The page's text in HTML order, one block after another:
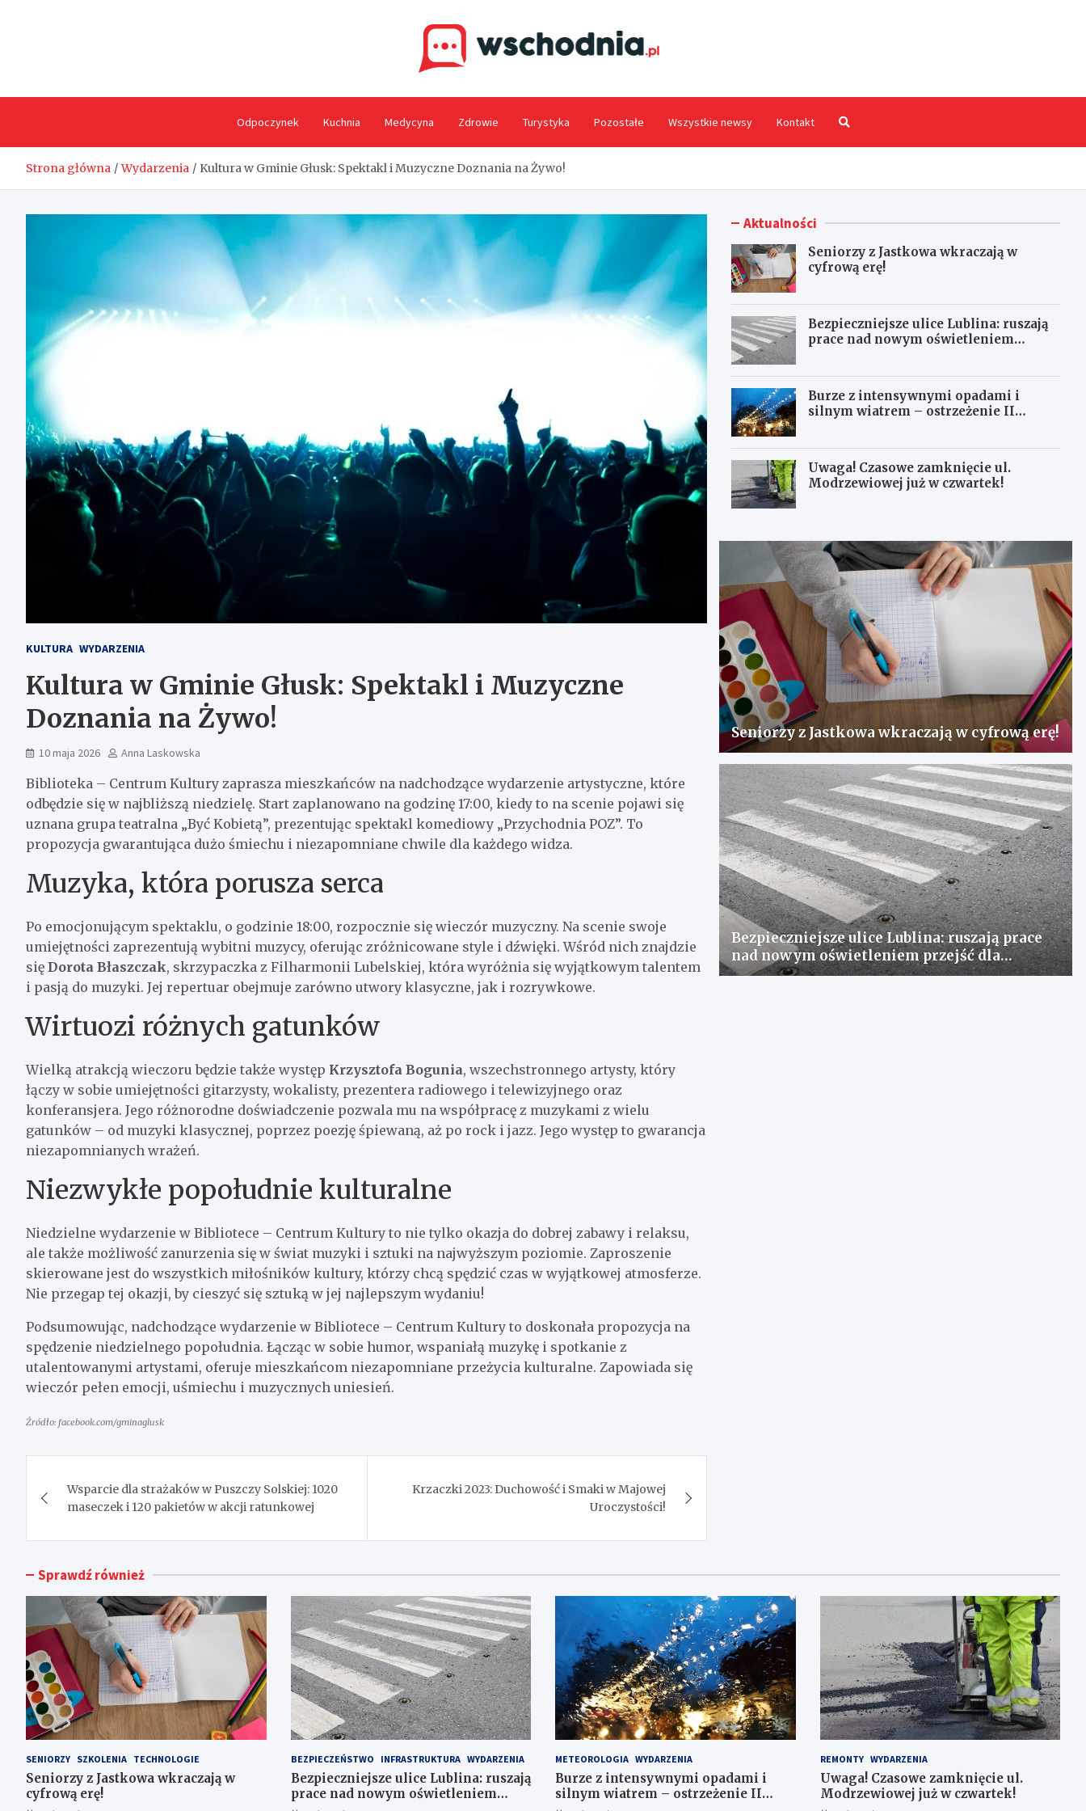
Odpoczynek Kuchnia Medycyna Zdrowie Turystyka Pozostałe Wszystkie newsy Kontakt
Strona główna Wydarzenia Kultura w Gminie Głusk: Spektakl i Muzyczne Doznania na Żywo!
KULTURA WYDARZENIA
Kultura w Gminie Głusk: Spektakl i Muzyczne
Doznania na Żywo!
10 maja 2026 Anna Laskowska
Biblioteka – Centrum Kultury zaprasza mieszkańców na nadchodzące wydarzenie artystyczne, które
odbędzie się w najbliższą niedzielę. Start zaplanowano na godzinę 17:00, kiedy to na scenie pojawi się
uznana grupa teatralna „Być Kobietą”, prezentując spektakl komediowy „Przychodnia POZ”. To
propozycja gwarantująca dużo śmiechu i niezapomniane chwile dla każdego widza.
Muzyka, która porusza serca
Po emocjonującym spektaklu, o godzinie 18:00, rozpocznie się wieczór muzyczny. Na scenie swoje
umiejętności zaprezentują wybitni muzycy, oferując zróżnicowane style i dźwięki. Wśród nich znajdzie
się Dorota Błaszczak, skrzypaczka z Filharmonii Lubelskiej, która wyróżnia się wyjątkowym talentem
i pasją do muzyki. Jej repertuar obejmuje zarówno utwory klasyczne, jak i rozrywkowe.
Wirtuozi różnych gatunków
Wielką atrakcją wieczoru będzie także występ Krzysztofa Bogunia, wszechstronnego artysty, który
łączy w sobie umiejętności gitarzysty, wokalisty, prezentera radiowego i telewizyjnego oraz
konferansjera. Jego różnorodne doświadczenie pozwala mu na współpracę z muzykami z wielu
gatunków – od muzyki klasycznej, poprzez poezję śpiewaną, aż po rock i jazz. Jego występ to gwarancja
niezapomnianych wrażeń.
Niezwykłe popołudnie kulturalne
Niedzielne wydarzenie w Bibliotece – Centrum Kultury to nie tylko okazja do dobrej zabawy i relaksu,
ale także możliwość zanurzenia się w świat muzyki i sztuki na najwyższym poziomie. Zaproszenie
skierowane jest do wszystkich miłośników kultury, którzy chcą spędzić czas w wyjątkowej atmosferze.
Nie przegap tej okazji, by cieszyć się sztuką w jej najlepszym wydaniu!
Podsumowując, nadchodzące wydarzenie w Bibliotece – Centrum Kultury to doskonała propozycja na
spędzenie niedzielnego popołudnia. Łącząc w sobie humor, wspaniałą muzykę i spotkanie z
utalentowanymi artystami, oferuje mieszkańcom niezapomniane przeżycia kulturalne. Zapowiada się
wieczór pełen emocji, uśmiechu i muzycznych uniesień.
Źródło: facebook.com/gminaglusk
wpisu
Wsparcie dla strażaków w Puszczy Solskiej: 1020
maseczek i 120 pakietów w akcji ratunkowej
Krzaczki 2023: Duchowość i Smaki w Majowej
Uroczystości!
Aktualności
Seniorzy z Jastkowa wkraczają w
cyfrową erę!
Bezpieczniejsze ulice Lublina: ruszają
prace nad nowym oświetleniem
Burze z intensywnymi opadami i
silnym wiatrem – ostrzeżenie II
Uwaga! Czasowe zamknięcie ul.
Modrzewiowej już w czwartek!
Seniorzy z Jastkowa wkraczają w cyfrową erę!
Bezpieczniejsze ulice Lublina: ruszają prace
nad nowym oświetleniem przejść dla
pieszych!
Sprawdź również
SENIORZY SZKOLENIA TECHNOLOGIE
Seniorzy z Jastkowa wkraczają w
cyfrową erę!
BEZPIECZEŃSTWO INFRASTRUKTURA WYDARZENIA
Bezpieczniejsze ulice Lublina: ruszają
prace nad nowym oświetleniem
METEOROLOGIA WYDARZENIA
Burze z intensywnymi opadami i
silnym wiatrem – ostrzeżenie II
REMONTY WYDARZENIA
Uwaga! Czasowe zamknięcie ul.
Modrzewiowej już w czwartek!